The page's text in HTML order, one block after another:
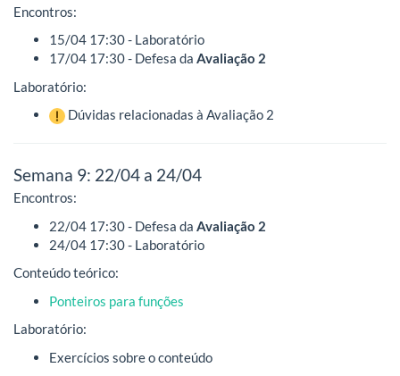
Encontros:
15/04 17:30 - Laboratório
17/04 17:30 - Defesa da Avaliação 2
Laboratório:
Dúvidas relacionadas à Avaliação 2
Semana 9: 22/04 a 24/04
Encontros:
22/04 17:30 - Defesa da Avaliação 2
24/04 17:30 - Laboratório
Conteúdo teórico:
Ponteiros para funções
Laboratório:
Exercícios sobre o conteúdo